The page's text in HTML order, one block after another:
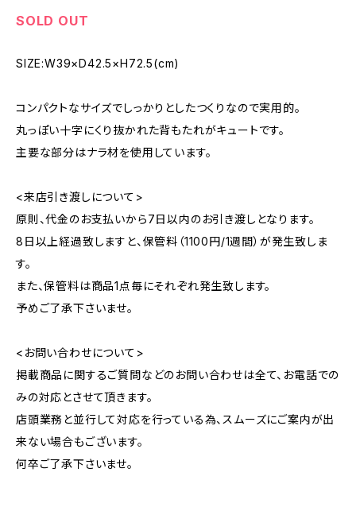
SOLD OUT
SIZE:W39×D42.5×H72.5(cm)
コンパクトなサイズでしっかりとしたつくりなので実用的。
丸っぽい十字にくり抜かれた背もたれがキュートです。
主要な部分はナラ材を使用しています。
<来店引き渡しについて>
原則、代金のお支払いから7日以内のお引き渡しとなります。
8日以上経過致しますと、保管料（1100円/1週間）が発生致しま
す。
また、保管料は商品1点毎にそれぞれ発生致します。
予めご了承下さいませ。
<お問い合わせについて>
掲載商品に関するご質問などのお問い合わせは全て、お電話での
みの対応とさせて頂きます。
店頭業務と並行して対応を行っている為、スムーズにご案内が出
来ない場合もございます。
何卒ご了承下さいませ。